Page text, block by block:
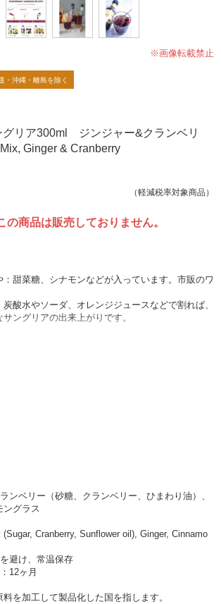
※画像転載禁止
・沖縄・離島を除く
グリア300ml ジンジャー&クランベリ
Ginger & Cranberry
（軽減税率対象商品）
の商品は販売しておりません。
甜菜糖、シナモンなどが入っています。市販のワ
酸水やソーダ、オレンジジュースなどで割れば、
ングリアの出来上がりです。
す。
いサングリアの出来上がり！
mixing it with carbonated water or orange juice is
ンベリー（砂糖、クランベリー、ひまわり油）、
ングラス
(Sugar, Cranberry, Sunflower oil), Ginger, Cinnamo
避け、常温保存
12ヶ月
を加工して製品化した国を指します。